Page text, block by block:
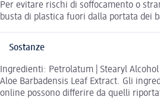
Per evitare rischi di soffocamento o
busta di plastica fuori dalla portata dei
Sostanze
Ingredienti: Petrolatum | Stearyl
Aloe Barbadensis Leaf Extract. Gli
online possono differire da quelli